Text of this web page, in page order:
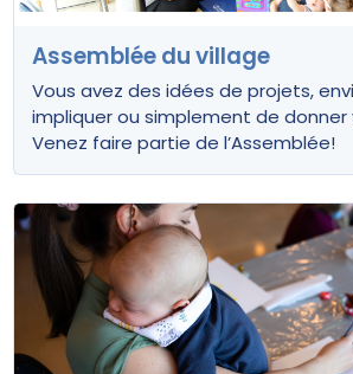
Assemblée du village
Vous avez des idées de projets,
impliquer ou simplement de donner
Venez faire partie de l’Assemblée!